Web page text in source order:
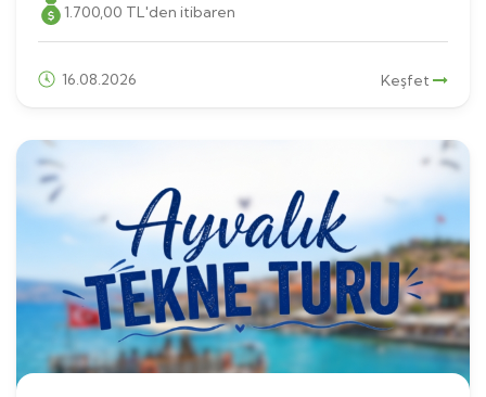
1.700 ,00 TL 'den itibaren
16.08.2026 Keşfet